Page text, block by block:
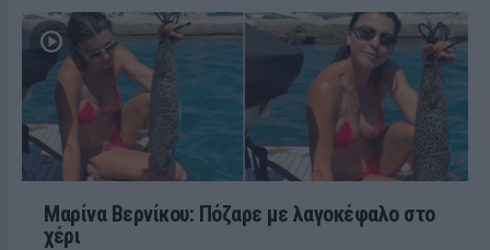
Μαρίνα Βερνίκου: Πόζαρε με λαγοκέφαλο στο
χέρι